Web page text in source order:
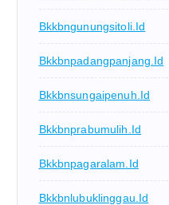
Bkkbngunungsitoli.id
Bkkbnpadangpanjang.id
Bkkbnsungaipenuh.id
Bkkbnprabumulih.id
Bkkbnpagaralam.id
Bkkbnlubuklinggau.id